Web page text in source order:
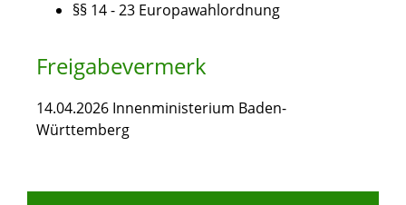
§§ 14 - 23 Europawahlordnung
Freigabevermerk
14.04.2026 Innenministerium Baden-
Württemberg